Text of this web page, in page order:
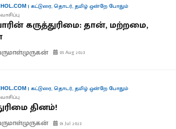
| கட்டுரை,தொடர்,தமிழ் ஒன்றே போதும்
கருத்துரிமை: தான், மற்றமை,
05 Aug 2023
| கட்டுரை,தொடர்,தமிழ் ஒன்றே போதும்
தினம்!
01 Jul 2023